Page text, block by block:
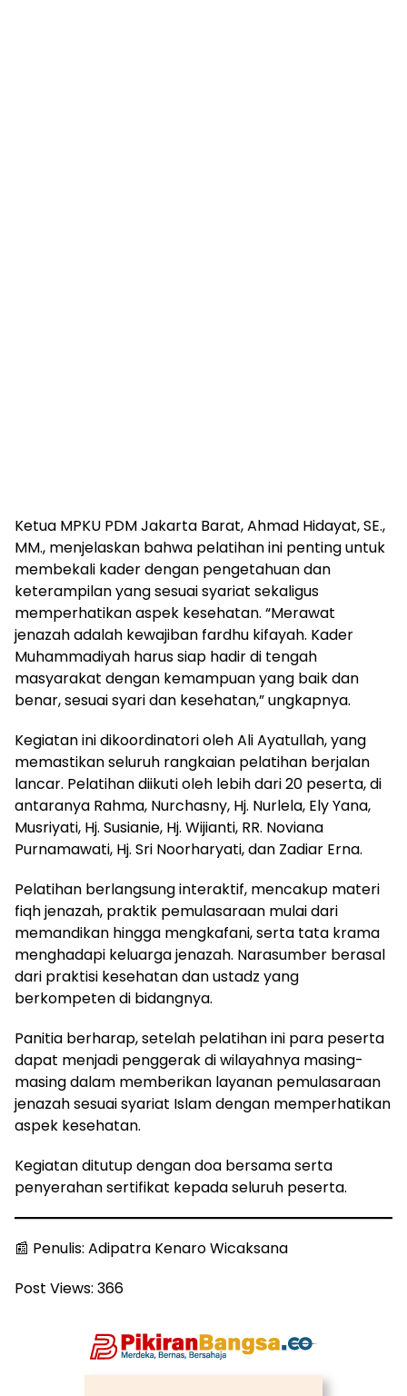
Ketua MPKU PDM Jakarta Barat, Ahmad Hidayat, SE.,
MM., menjelaskan bahwa pelatihan ini penting untuk
membekali kader dengan pengetahuan dan
keterampilan yang sesuai syariat sekaligus
memperhatikan aspek kesehatan. “Merawat
jenazah adalah kewajiban fardhu kifayah. Kader
Muhammadiyah harus siap hadir di tengah
masyarakat dengan kemampuan yang baik dan
benar, sesuai syari dan kesehatan,” ungkapnya.
Kegiatan ini dikoordinatori oleh Ali Ayatullah, yang
memastikan seluruh rangkaian pelatihan berjalan
lancar. Pelatihan diikuti oleh lebih dari 20 peserta, di
antaranya Rahma, Nurchasny, Hj. Nurlela, Ely Yana,
Musriyati, Hj. Susianie, Hj. Wijianti, RR. Noviana
Purnamawati, Hj. Sri Noorharyati, dan Zadiar Erna.
Pelatihan berlangsung interaktif, mencakup materi
fiqh jenazah, praktik pemulasaraan mulai dari
memandikan hingga mengkafani, serta tata krama
menghadapi keluarga jenazah. Narasumber berasal
dari praktisi kesehatan dan ustadz yang
berkompeten di bidangnya.
Panitia berharap, setelah pelatihan ini para peserta
dapat menjadi penggerak di wilayahnya masing-
masing dalam memberikan layanan pemulasaraan
jenazah sesuai syariat Islam dengan memperhatikan
aspek kesehatan.
Kegiatan ditutup dengan doa bersama serta
penyerahan sertifikat kepada seluruh peserta.
📰 Penulis: Adipatra Kenaro Wicaksana
Post Views: 366